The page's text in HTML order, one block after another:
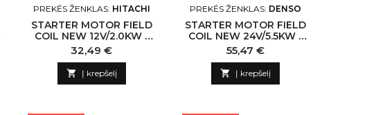
PREKĖS ŽENKLAS: HITACHI
STARTER MOTOR FIELD
COIL NEW 12V/2.0KW -
PLA N135101 HITACHI-CN
Kaina
32,49 €
 Į krepšelį
PREKĖS ŽENKLAS: DENSO
STARTER MOTOR FIELD
COIL NEW 24V/5.5KW -
NLP18 N138676 DENSO-
CN
Kaina
55,47 €
 Į krepšelį